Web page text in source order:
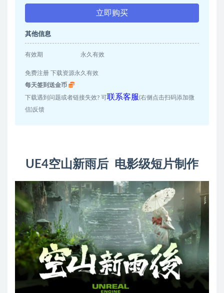
立即购买
其他信息
有效期 永久有效
免费注册 下载资源永久有效
每天签到送金币
下载遇到问题或者链接失效? 可联系客服(右侧点击扫码添加微
信)反馈
UE4空山新雨后 电影级短片制作